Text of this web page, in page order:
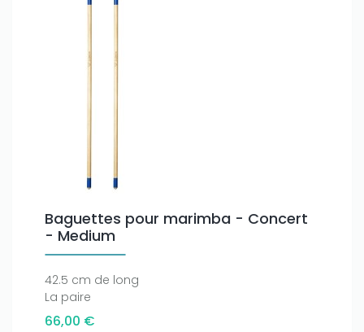
Baguettes pour marimba - Concert
- Medium
42.5 cm de long
La paire
66,00 €